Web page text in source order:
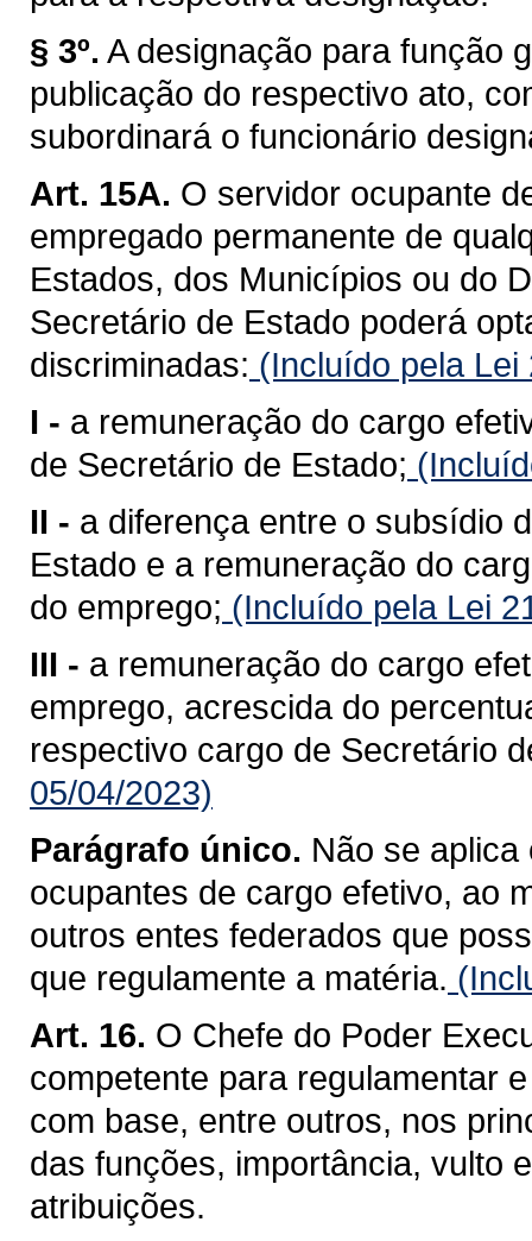
§ 3º. A designação para função
publicação do respectivo ato,
subordinará o funcionário
Art. 15A. O servidor ocupante
empregado permanente de
Estados, dos Municípios ou do
Secretário de Estado poderá
discriminadas: (Incluído pela Lei
I - a remuneração do cargo
de Secretário de Estado;
II - a diferença entre o subsídio
Estado e a remuneração do
do emprego; (Incluído pela Lei
III - a remuneração do cargo
emprego, acrescida do
respectivo cargo de Secretário
05/04/2023)
Parágrafo único. Não se
ocupantes de cargo efetivo, ao
outros entes federados que
que regulamente a matéria.
Art. 16. O Chefe do Poder
competente para regulamentar
com base, entre outros, nos
das funções, importância, vulto
atribuições.